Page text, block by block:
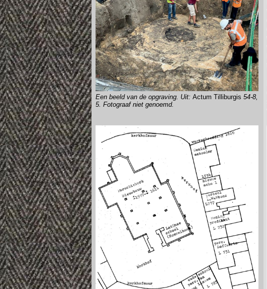
Een beeld van de opgraving. Uit: Actum Tilliburgis 54-8,
5. Fotograaf niet genoemd.